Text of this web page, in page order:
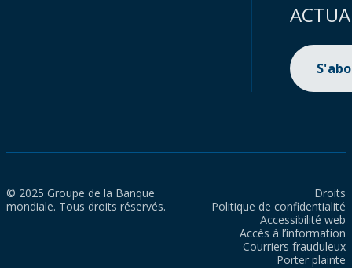
© 2025 Groupe de la Banque
mondiale. Tous droits réservés.
Droits
Politique de confidentialité
Accessibilité web
Accès à l’information
Courriers frauduleux
Porter plainte